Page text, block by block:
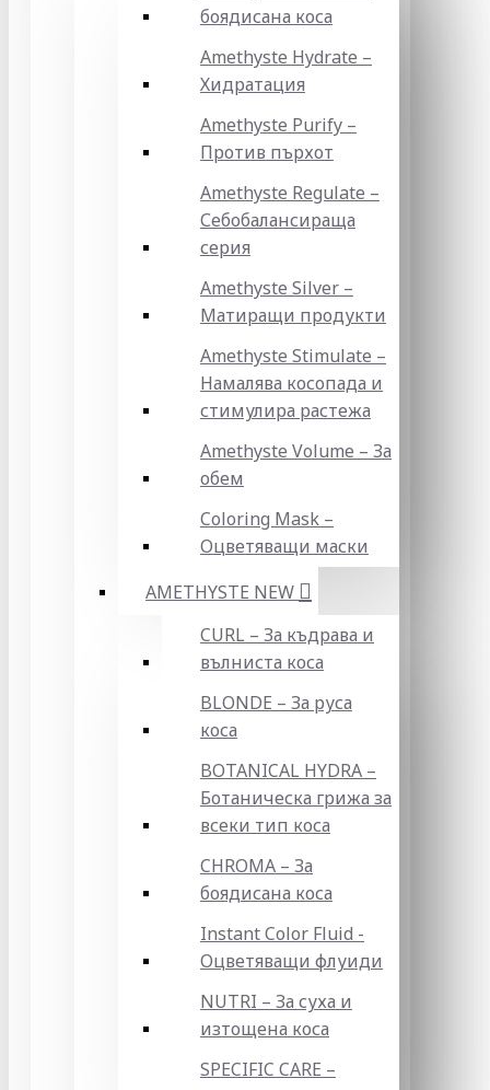
боядисана коса
Amethyste Hydrate –
Хидратация
Amethyste Purify –
Против пърхот
Amethyste Regulate –
Себобалансираща
серия
Amethyste Silver –
Матиращи продукти
Amethyste Stimulate –
Намалява косопада и
стимулира растежа
Amethyste Volume – За
обем
Coloring Mask –
Оцветяващи маски
AMETHYSTE NEW
CURL – За къдрава и
вълниста коса
BLONDE – За руса
коса
BOTANICAL HYDRA –
Ботаническа грижа за
всеки тип коса
CHROMA – За
боядисана коса
Instant Color Fluid -
Оцветяващи флуиди
NUTRI – За суха и
изтощена коса
SPECIFIC CARE –